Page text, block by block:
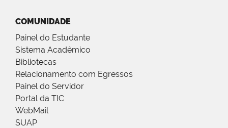
COMUNIDADE
Painel do Estudante
Sistema Acadêmico
Bibliotecas
Relacionamento com Egressos
Painel do Servidor
Portal da TIC
WebMail
SUAP